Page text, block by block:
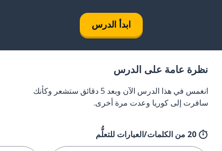
ابدأ الدرس
نظرة عامة على الدرس
انغمس في هذا الدرس الآن وبعد 5 دقائق ستشعر وكأنك
سافرت إلى كوريا وعدت مرة أخرى.
20 من الكلمات/العبارات للتعلُّم